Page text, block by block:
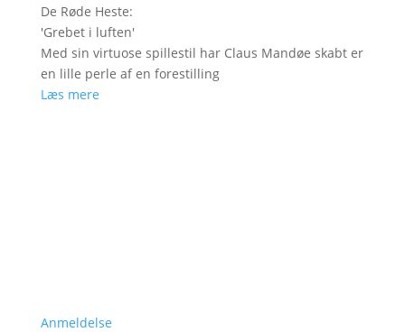
De Røde Heste:
'Grebet i luften'
Med sin virtuose spillestil har Claus Mandøe skabt er
en lille perle af en forestilling
Læs mere
Anmeldelse